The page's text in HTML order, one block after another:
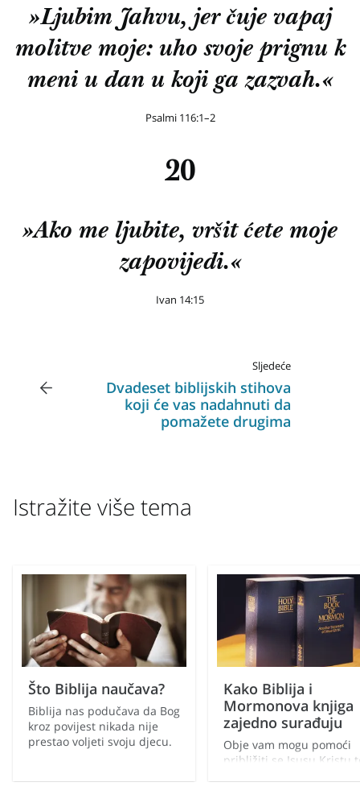
»Ljubim Jahvu, jer čuje vapaj
molitve moje: uho svoje prignu k
meni u dan u koji ga zazvah.«
Psalmi 116:1–2
20
»Ako me ljubite, vršit ćete moje
zapovijedi.«
Ivan 14:15
Sljedeće
Dvadeset biblijskih stihova
koji će vas nadahnuti da
pomažete drugima
Istražite više tema
Što Biblija naučava?
Biblija nas podučava da Bog
kroz povijest nikada nije
prestao voljeti svoju djecu.
Kako Biblija i
Mormonova knjiga
zajedno surađuju
Obje vam mogu pomoći
približiti se Isusu Kristu